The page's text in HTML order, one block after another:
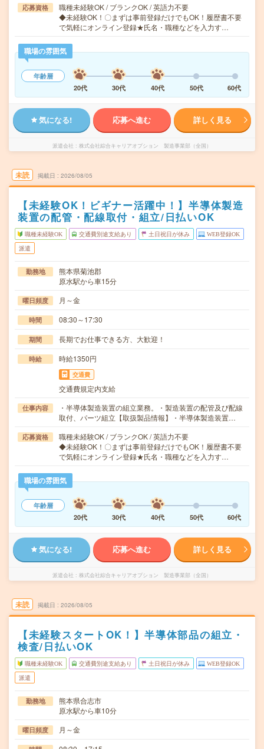
応募資格
職種未経験OK / ブランクOK / 英語力不要
◆未経験OK！〇まずは事前登録だけでもOK！履歴書不要
で気軽にオンライン登録★氏名・職種などを入力す…
職場の雰囲気
年齢層
20代
30代 40代 50代 60代
気になる! 応募へ進む 詳しく見る
派遣会社 株式会社綜合キャリアオプション 製造事業部（全国）
未読 掲載日 2026/08/05
【未経験OK！ビギナー活躍中！】半導体製造
装置の配管・配線取付・組立/日払いOK
職種未経験OK 交通費別途支給あり 土日祝日が休み WEB登録OK
派遣
勤務地
熊本県菊池郡
原水駅から車15分
曜日頻度 月～金
時間 08:30～17:30
期間 長期でお仕事できる方、大歓迎！
時給 時給1350円
交通費
交通費規定内支給
仕事内容
・半導体製造装置の組立業務。・製造装置の配管及び配線
取付、パーツ組立【取扱製品情報】・半導体製造装置…
応募資格
職種未経験OK / ブランクOK / 英語力不要
◆未経験OK！〇まずは事前登録だけでもOK！履歴書不要
で気軽にオンライン登録★氏名・職種などを入力す…
職場の雰囲気
年齢層
20代
30代 40代 50代 60代
気になる! 応募へ進む 詳しく見る
派遣会社 株式会社綜合キャリアオプション 製造事業部（全国）
未読 掲載日 2026/08/05
【未経験スタートOK！】半導体部品の組立・
検査/日払いOK
職種未経験OK 交通費別途支給あり 土日祝日が休み WEB登録OK
派遣
勤務地
熊本県合志市
原水駅から車10分
曜日頻度 月～金